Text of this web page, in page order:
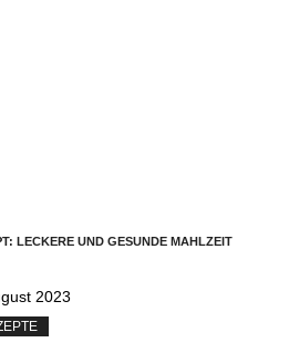
LECKERE UND GESUNDE MAHLZEIT
2023